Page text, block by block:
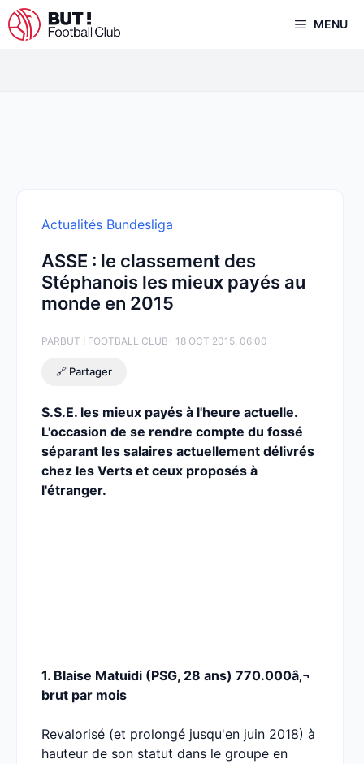
Aller
au
MENU
Actualités Bundesliga
ASSE : le classement des
Stéphanois les mieux payés au
monde en 2015
PARBUT ! FOOTBALL CLUB- 18 OCT 2015, 06:00
🔗 Partager
S.S.E. les mieux payés à l'heure actuelle.
L'occasion de se rendre compte du fossé
séparant les salaires actuellement délivrés
chez les Verts et ceux proposés à
l'étranger.
1. Blaise Matuidi (PSG, 28 ans) 770.000â‚¬
brut par mois
Revalorisé (et prolongé jusqu'en juin 2018) à
hauteur de son statut dans le groupe en